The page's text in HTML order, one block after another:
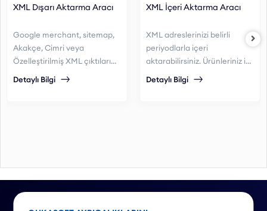
XML Dışarı Aktarma Aracı
Google merchant, sitemap,
Akakçe, Cimri veya
Özelleştirilmiş XML çıktıları
Detaylı Bilgi
XML İçeri Aktarma Aracı
XML adreslerinizi belirli
periyodlarla içeri
aktarabilirsiniz. Ürünleriniz içi
desi veya fiyat aralıklarına
Detaylı Bilgi